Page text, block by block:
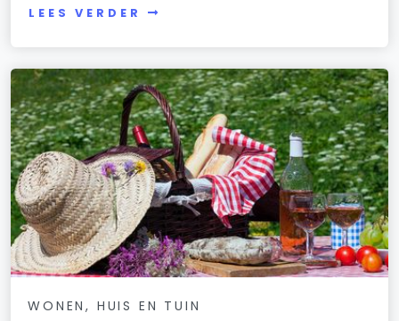
LEES VERDER
WONEN, HUIS EN TUIN